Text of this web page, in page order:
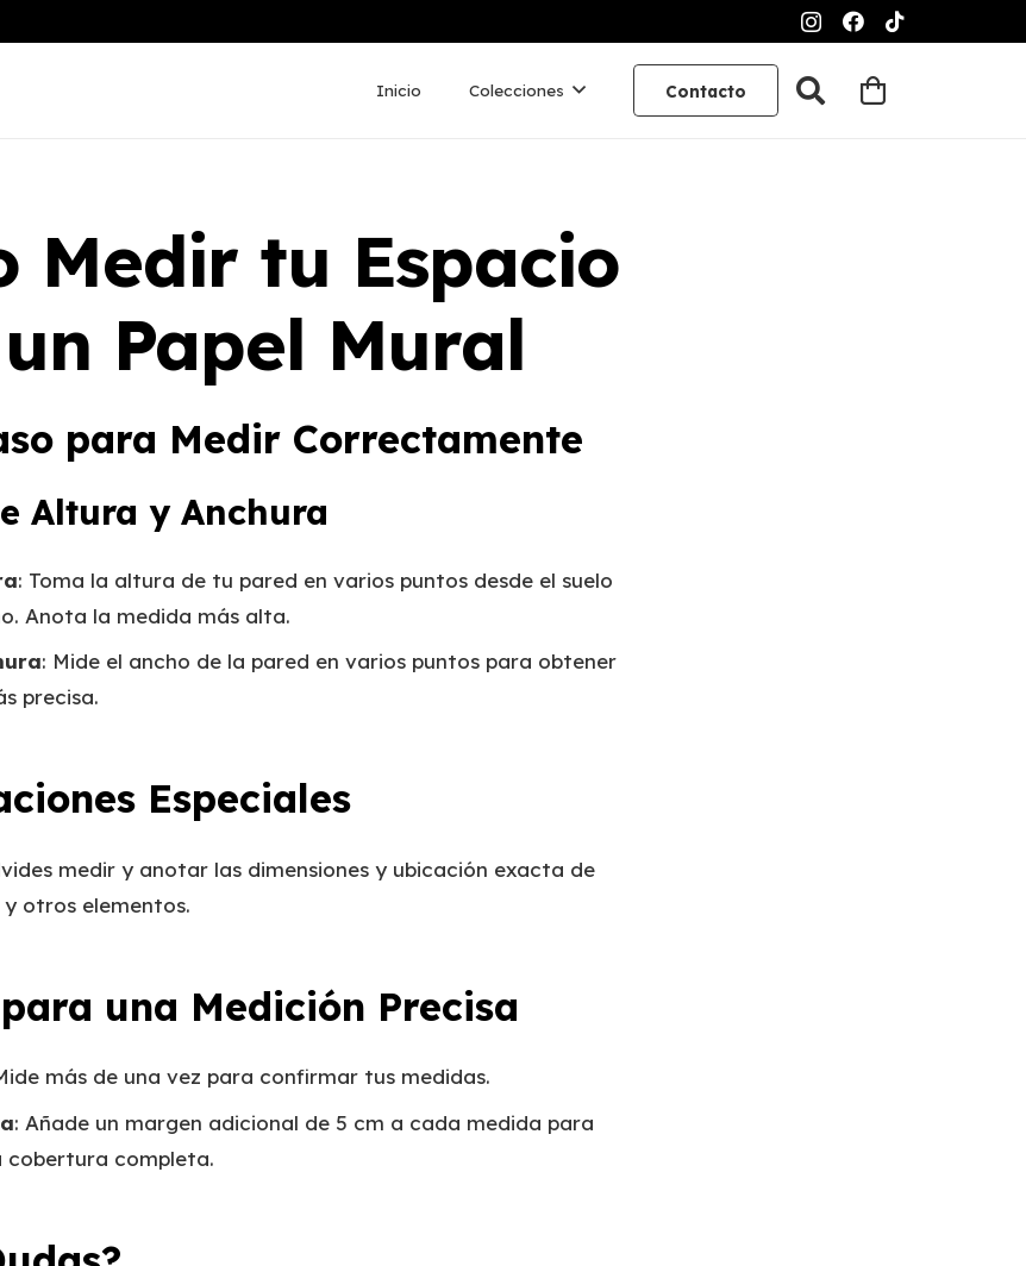
Inicio Colecciones Contacto
Medir tu Espacio
Papel Mural
para Medir Correctamente
Altura y Anchura
: Toma la altura de tu pared en varios puntos desde el suelo
Anota la medida más alta.
: Mide el ancho de la pared en varios puntos para obtener
precisa.
Especiales
medir y anotar las dimensiones y ubicación exacta de
otros elementos.
una Medición Precisa
más de una vez para confirmar tus medidas.
: Añade un margen adicional de 5 cm a cada medida para
cobertura completa.